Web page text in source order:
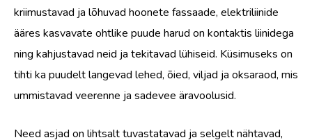
kriimustavad ja lõhuvad hoonete fassaade, elektriliinide
ääres kasvavate ohtlike puude harud on kontaktis liinidega
ning kahjustavad neid ja tekitavad lühiseid. Küsimuseks on
tihti ka puudelt langevad lehed, õied, viljad ja oksaraod, mis
ummistavad veerenne ja sadevee äravoolusid.
Need asjad on lihtsalt tuvastatavad ja selgelt nähtavad,